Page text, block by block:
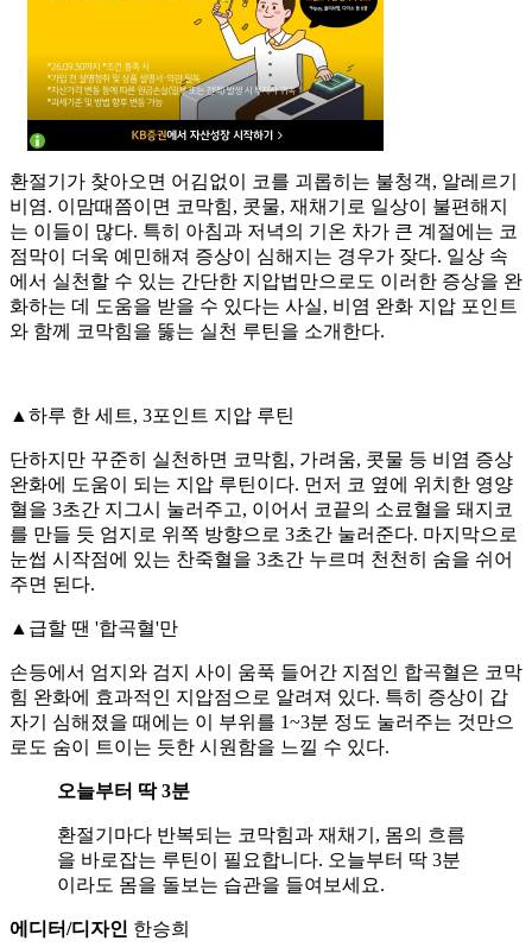
환절기가 찾아오면 어김없이 코를 괴롭히는 불청객, 알레르기
비염. 이맘때쯤이면 코막힘, 콧물, 재채기로 일상이 불편해지
는 이들이 많다. 특히 아침과 저녁의 기온 차가 큰 계절에는 코
점막이 더욱 예민해져 증상이 심해지는 경우가 잦다. 일상 속
에서 실천할 수 있는 간단한 지압법만으로도 이러한 증상을 완
화하는 데 도움을 받을 수 있다는 사실, 비염 완화 지압 포인트
와 함께 코막힘을 뚫는 실천 루틴을 소개한다.
▲하루 한 세트, 3포인트 지압 루틴
단하지만 꾸준히 실천하면 코막힘, 가려움, 콧물 등 비염 증상
완화에 도움이 되는 지압 루틴이다. 먼저 코 옆에 위치한 영양
혈을 3초간 지그시 눌러주고, 이어서 코끝의 소료혈을 돼지코
를 만들 듯 엄지로 위쪽 방향으로 3초간 눌러준다. 마지막으로
눈썹 시작점에 있는 찬죽혈을 3초간 누르며 천천히 숨을 쉬어
주면 된다.
▲급할 땐 '합곡혈'만
손등에서 엄지와 검지 사이 움푹 들어간 지점인 합곡혈은 코막
힘 완화에 효과적인 지압점으로 알려져 있다. 특히 증상이 갑
자기 심해졌을 때에는 이 부위를 1~3분 정도 눌러주는 것만으
로도 숨이 트이는 듯한 시원함을 느낄 수 있다.
오늘부터 딱 3분
환절기마다 반복되는 코막힘과 재채기, 몸의 흐름
을 바로잡는 루틴이 필요합니다. 오늘부터 딱 3분
이라도 몸을 돌보는 습관을 들여보세요.
에디터/디자인 한승희